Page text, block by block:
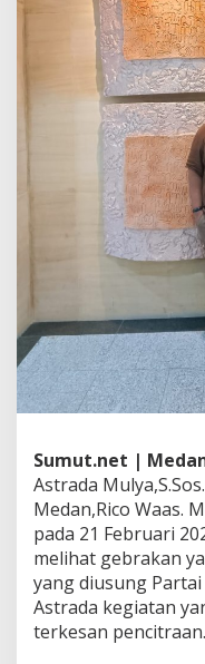
,
A
s
t
r
a
d
a
M
u
l
y
a
S
r
o
t
i
K
i
e
r
j
a
W
a
l
i
k
o
Sumut.net |
Astrada
Medan,Rico Waas.
pada 21 Februari
melihat gebrakan
yang diusung
Astrada kegiatan
terkesan pencitraan.